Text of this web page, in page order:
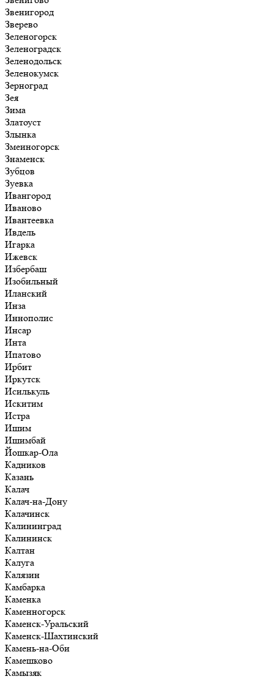
Звенигород
Зверево
Зеленогорск
Зеленоградск
Зеленодольск
Зеленокумск
Зерноград
Зея
Зима
Златоуст
Злынка
Змеиногорск
Знаменск
Зубцов
Зуевка
Ивангород
Иваново
Ивантеевка
Ивдель
Игарка
Ижевск
Избербаш
Изобильный
Иланский
Инза
Иннополис
Инсар
Инта
Ипатово
Ирбит
Иркутск
Исилькуль
Искитим
Истра
Ишим
Ишимбай
Йошкар-Ола
Кадников
Казань
Калач
Калач-на-Дону
Калачинск
Калининград
Калининск
Калтан
Калуга
Калязин
Камбарка
Каменка
Каменногорск
Каменск-Уральский
Каменск-Шахтинский
Камень-на-Оби
Камешково
Камызяк